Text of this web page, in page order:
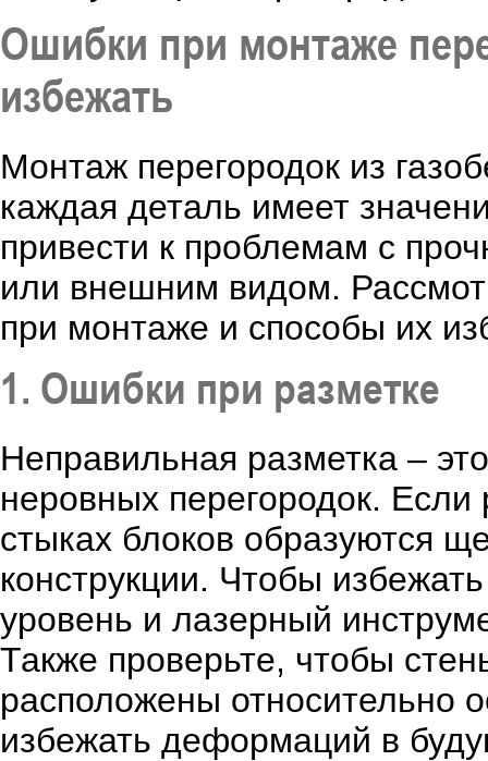
Ошибки при монтаже
избежать
Монтаж перегородок из
каждая деталь имеет
привести к проблемам с
или внешним видом.
при монтаже и способы их
1. Ошибки при разметке
Неправильная разметка –
неровных перегородок.
стыках блоков образуются
конструкции. Чтобы
уровень и лазерный
Также проверьте, чтобы
расположены относительно
избежать деформаций в